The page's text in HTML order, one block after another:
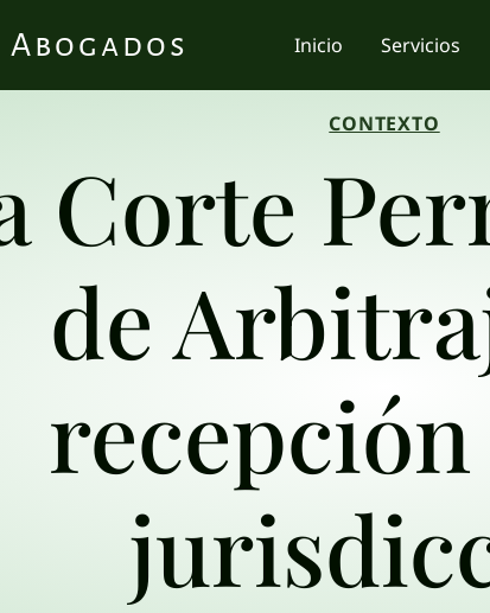
Inicio Servicios
CONTEXTO
Corte
de